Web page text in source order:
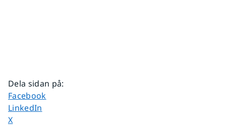
Dela sidan på:
Dela sidan på
Facebook
Dela sidan på
LinkedIn
Dela sidan på
X